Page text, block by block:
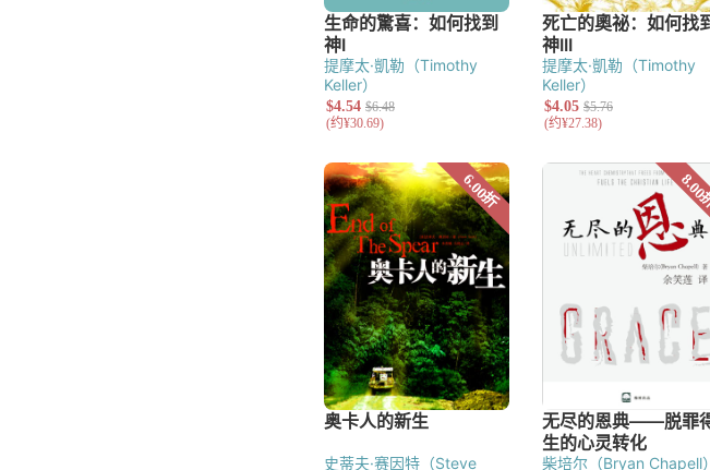
提摩太·凱勒（Timothy
Keller）
提摩太·凱勒（Timothy
Keller）
史蒂夫·赛因特（Steve 柴培尔（Bryan Chapell）